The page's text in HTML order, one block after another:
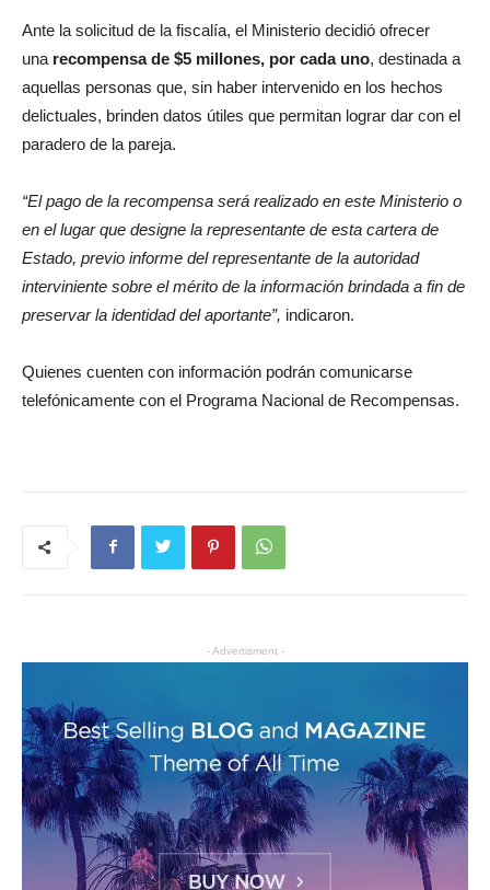
Ante la solicitud de la fiscalía, el Ministerio decidió ofrecer
una recompensa de $5 millones, por cada uno, destinada a
aquellas personas que, sin haber intervenido en los hechos
delictuales, brinden datos útiles que permitan lograr dar con el
paradero de la pareja.
“El pago de la recompensa será realizado en este Ministerio o
en el lugar que designe la representante de esta cartera de
Estado, previo informe del representante de la autoridad
interviniente sobre el mérito de la información brindada a fin de
preservar la identidad del aportante”, indicaron.
Quienes cuenten con información podrán comunicarse
telefónicamente con el Programa Nacional de Recompensas.
- Advertisment -